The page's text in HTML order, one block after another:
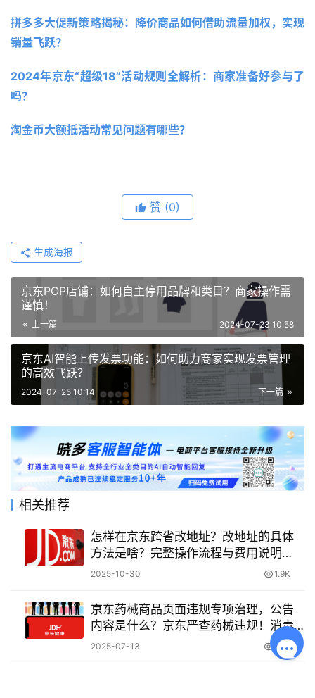
拼多多大促新策略揭秘：降价商品如何借助流量加权，实现
销量飞跃？
2024年京东“超级18”活动规则全解析：商家准备好参与了
吗？
淘金币大额抵活动常见问题有哪些？
赞 (0)
生成海报
京东POP店铺：如何自主停用品牌和类目？商家操作需
谨慎！
上一篇 2024-07-23 10:58
京东AI智能上传发票功能：如何助力商家实现发票管理
的高效飞跃？
下一篇
2024-07-25 10:14
相关推荐
怎样在京东跨省改地址？改地址的具体
方法是啥？完整操作流程与费用说明
——从客服修改到自助操作的完整指
2025-10-30 1.9K
京东药械商品页面违规专项治理，公告
内容是什么？京东严查药械违规！消毒
柜、血压计等商品需紧急整改，违者下
2025-07-13 1.2K